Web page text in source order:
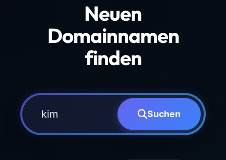
Neuen
Domainnamen
finden
Suchen